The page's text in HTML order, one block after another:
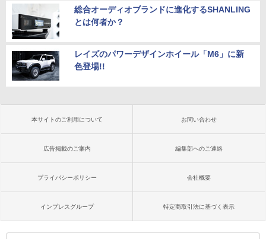
総合オーディオブランドに進化するSHANLING
とは何者か？
レイズのパワーデザインホイール「M6」に新
色登場!!
本サイトのご利用について お問い合わせ
広告掲載のご案内 編集部へのご連絡
プライバシーポリシー 会社概要
インプレスグループ 特定商取引法に基づく表示